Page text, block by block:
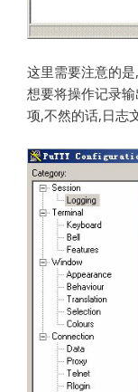
这里需要注意的
想要将操作记录
项,不然的话,日志